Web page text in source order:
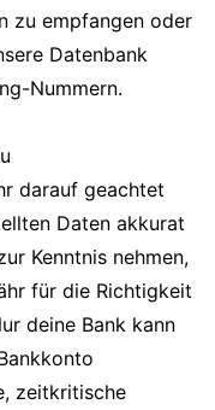
zu empfangen oder
Datenbank
Nummern.
darauf geachtet
Daten akkurat
Kenntnis nehmen,
für die Richtigkeit
deine Bank kann
zeitkritische